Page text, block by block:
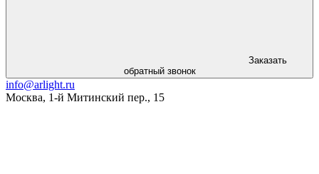
Заказать
обратный звонок
info@arlight.ru
Москва, 1-й Митинский пер., 15